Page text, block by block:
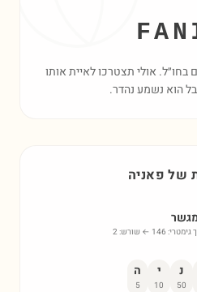
בחו״ל. אולי תצטרכו לאיית אותו
הוא נשמע נהדר.
של פאניה
גימטרי: 146 ← שורש:2
נ
50
י
10
ה
5